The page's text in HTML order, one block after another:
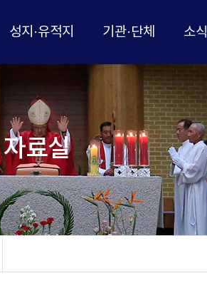
성지·유적지 기관·단체 소식
자료실